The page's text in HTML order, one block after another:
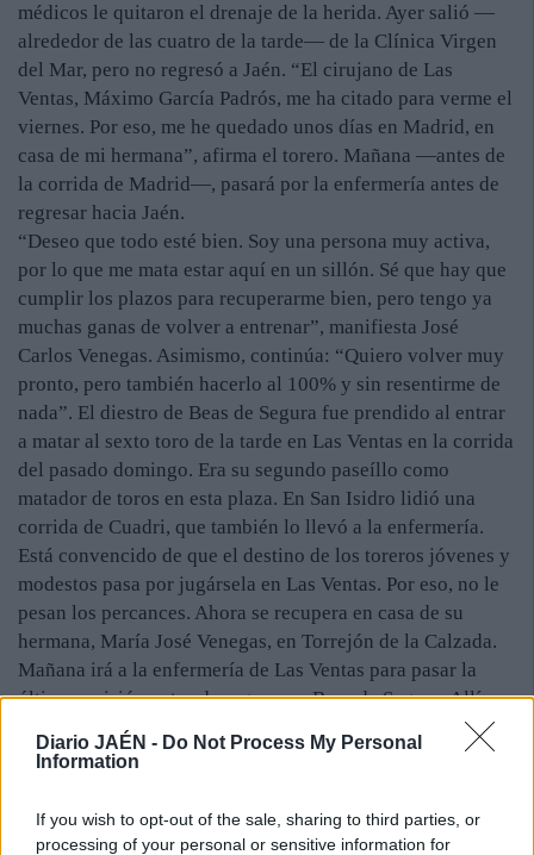
Diario JAÉN - Do Not Process My Personal
Information
If you wish to opt-out of the sale, sharing to third parties, or
processing of your personal or sensitive information for
médicos le quitaron el drenaje de la herida. Ayer salió —
alrededor de las cuatro de la tarde— de la Clínica Virgen
del Mar, pero no regresó a Jaén. “El cirujano de Las
Ventas, Máximo García Padrós, me ha citado para verme el
viernes. Por eso, me he quedado unos días en Madrid, en
casa de mi hermana”, afirma el torero. Mañana —antes de
la corrida de Madrid—, pasará por la enfermería antes de
regresar hacia Jaén.
“Deseo que todo esté bien. Soy una persona muy activa,
por lo que me mata estar aquí en un sillón. Sé que hay que
cumplir los plazos para recuperarme bien, pero tengo ya
muchas ganas de volver a entrenar”, manifiesta José
Carlos Venegas. Asimismo, continúa: “Quiero volver muy
pronto, pero también hacerlo al 100% y sin resentirme de
nada”. El diestro de Beas de Segura fue prendido al entrar
a matar al sexto toro de la tarde en Las Ventas en la corrida
del pasado domingo. Era su segundo paseíllo como
matador de toros en esta plaza. En San Isidro lidió una
corrida de Cuadri, que también lo llevó a la enfermería.
Está convencido de que el destino de los toreros jóvenes y
modestos pasa por jugársela en Las Ventas. Por eso, no le
pesan los percances. Ahora se recupera en casa de su
hermana, María José Venegas, en Torrejón de la Calzada.
Mañana irá a la enfermería de Las Ventas para pasar la
última revisión antes de regresar a Beas de Segura. Allí se
quedará unos días hasta que pueda entrenar con
normalidad.
con mi espada y mi muleta”, afirma José Carlos Venegas.
El torero tuvo mucha suerte, ya que el pitón entró por una